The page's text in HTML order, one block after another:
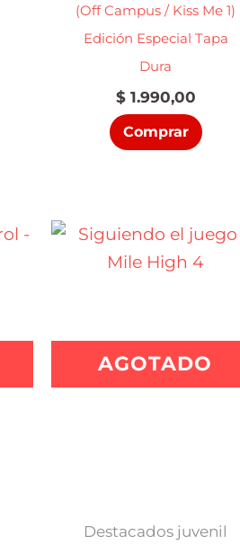
(Off Campus / Kiss Me 1)
Edición Especial Tapa
Dura
$1.990,00
Comprar
AGOTADO
Destacados juvenil